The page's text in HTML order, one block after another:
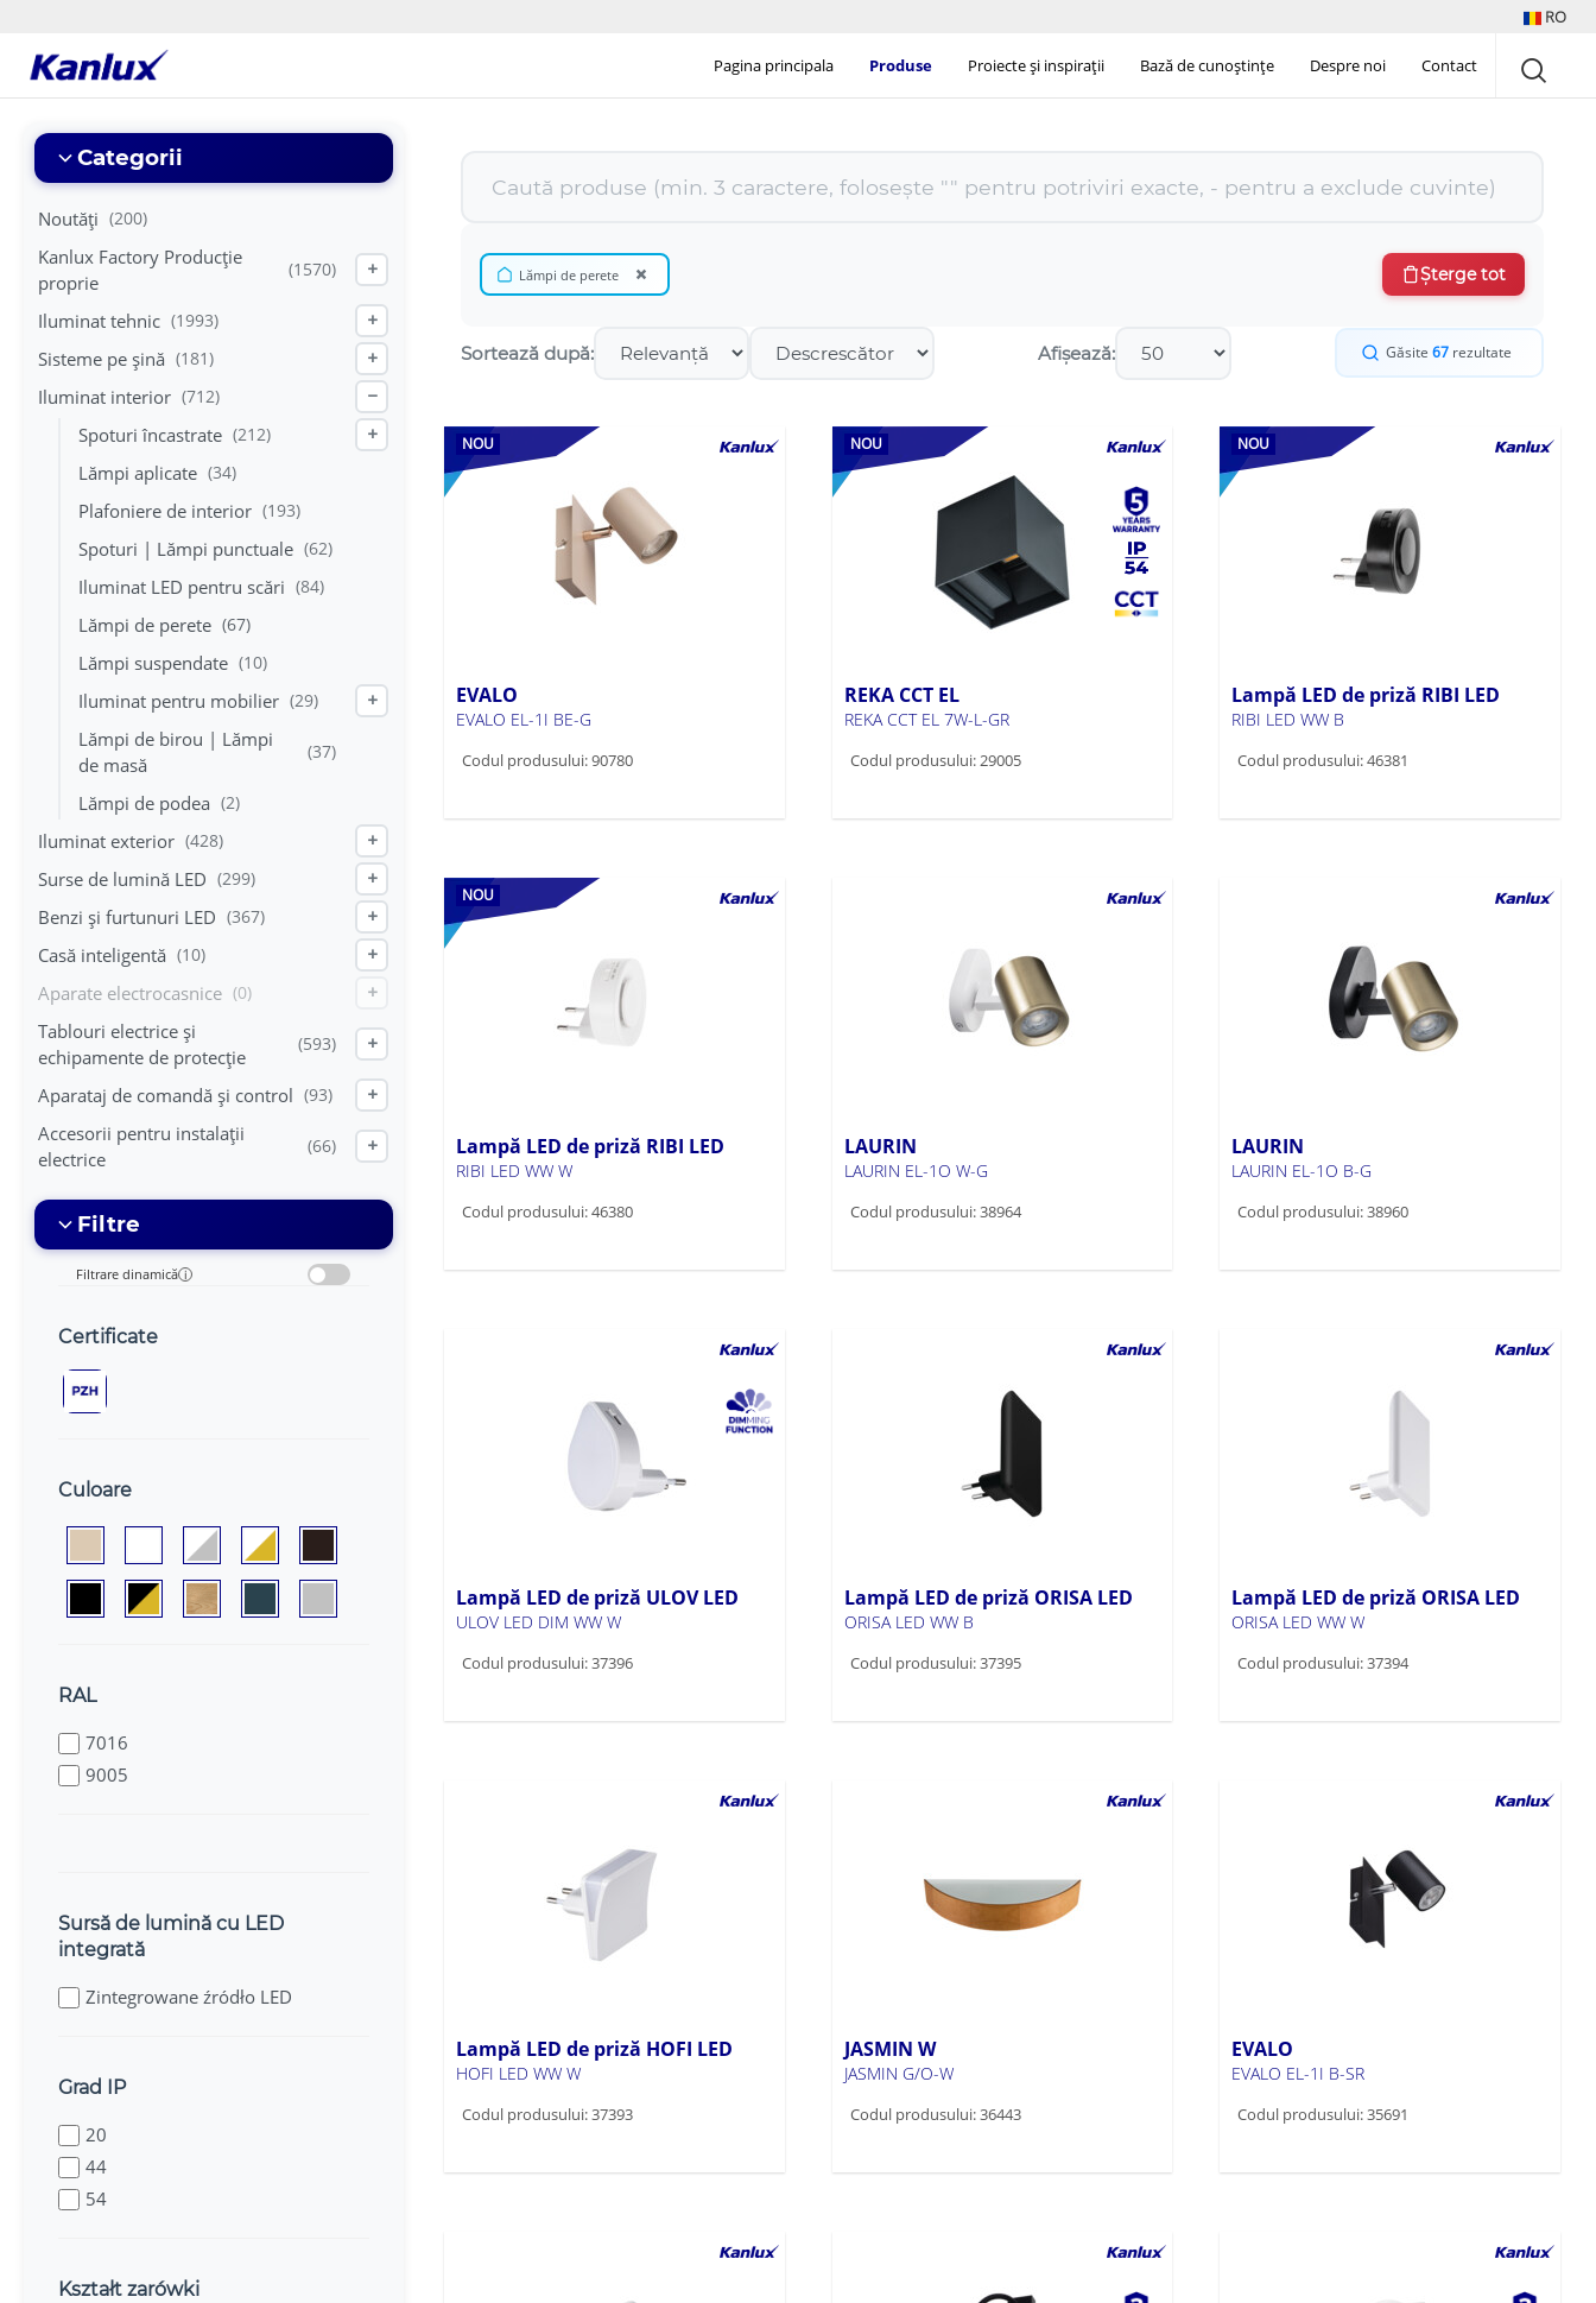
RO
Strona
Kanlux
Pagina principala Produse Proiecte și inspirații Bază de cunoștințe Despre noi Contact
Categorii
Noutăți (200)
Kanlux Factory Producție
proprie
(1570) +
Iluminat tehnic (1993) +
Sisteme pe șină (181) +
Iluminat interior (712) −
Spoturi încastrate (212) +
Lămpi aplicate (34)
Plafoniere de interior (193)
Spoturi | Lămpi punctuale (62)
Iluminat LED pentru scări (84)
Lămpi de perete (67)
Lămpi suspendate (10)
Iluminat pentru mobilier (29) +
Lămpi de birou | Lămpi
de masă
(37)
Lămpi de podea (2)
Iluminat exterior (428) +
Surse de lumină LED (299) +
Benzi și furtunuri LED (367) +
Casă inteligentă (10) +
Aparate electrocasnice (0) +
Tablouri electrice și
echipamente de protecție
(593) +
Aparataj de comandă și control (93) +
Accesorii pentru instalații
electrice
(66) +
Filtre
Filtrare dinamică i
Certificate
Culoare
RAL
7016
9005
Sursă de lumină cu LED
integrată
Zintegrowane źródło LED
Grad IP
20
44
54
Kształt zarówki
Lămpi de perete × Șterge tot
Sortează după: Afișează: Găsite 67 rezultate
NOU
EVALO
EVALO EL-1I BE-G
Codul produsului: 90780
NOU
REKA CCT EL
REKA CCT EL 7W-L-GR
Codul produsului: 29005
NOU
Lampă LED de priză RIBI LED
RIBI LED WW B
Codul produsului: 46381
NOU
Lampă LED de priză RIBI LED
RIBI LED WW W
Codul produsului: 46380
LAURIN
LAURIN EL-1O W-G
Codul produsului: 38964
LAURIN
LAURIN EL-1O B-G
Codul produsului: 38960
Lampă LED de priză ULOV LED
ULOV LED DIM WW W
Codul produsului: 37396
Lampă LED de priză ORISA LED
ORISA LED WW B
Codul produsului: 37395
Lampă LED de priză ORISA LED
ORISA LED WW W
Codul produsului: 37394
Lampă LED de priză HOFI LED
HOFI LED WW W
Codul produsului: 37393
JASMIN W
JASMIN G/O-W
Codul produsului: 36443
EVALO
EVALO EL-1I B-SR
Codul produsului: 35691